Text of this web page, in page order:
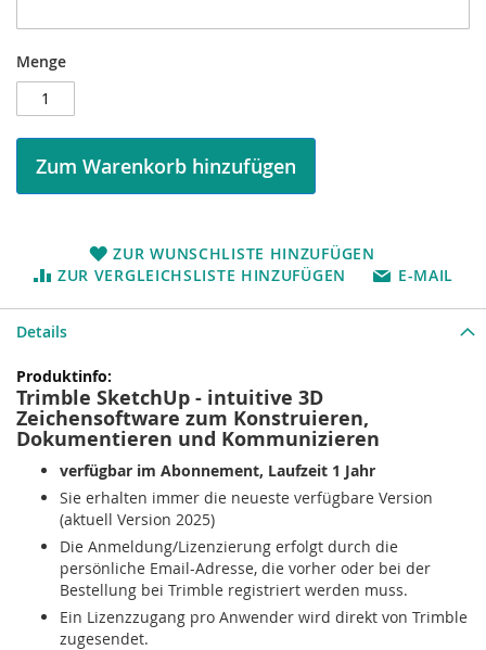
Menge
Zum Warenkorb hinzufügen
ZUR WUNSCHLISTE HINZUFÜGEN
ZUR VERGLEICHSLISTE HINZUFÜGEN
E-MAIL
Details
Mehr
Informationen
Trimble SketchUp - intuitive 3D
Zeichensoftware zum Konstruieren,
Dokumentieren und Kommunizieren
verfügbar im Abonnement, Laufzeit 1 Jahr
Sie erhalten immer die neueste verfügbare Version
(aktuell Version 2025)
Die Anmeldung/Lizenzierung erfolgt durch die
persönliche Email-Adresse, die vorher oder bei der
Bestellung bei Trimble registriert werden muss.
Ein Lizenzzugang pro Anwender wird direkt von Trimble
zugesendet.